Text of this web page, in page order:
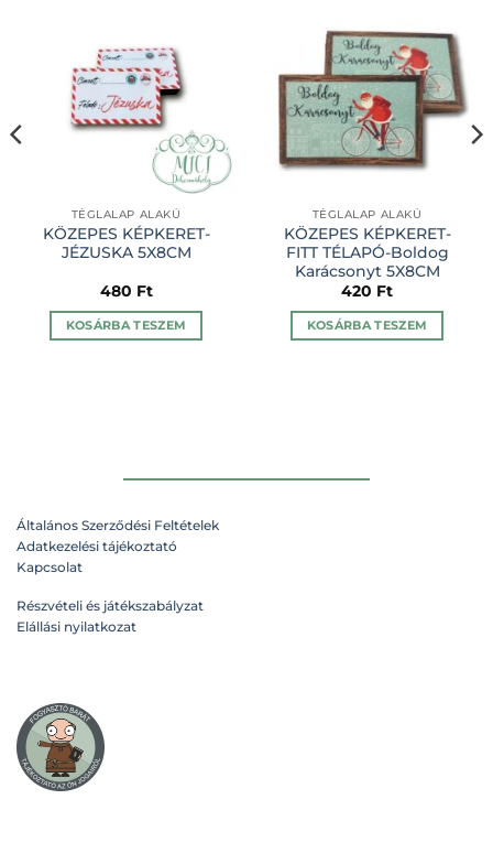
TÉGLALAP ALAKÚ
KÖZEPES KÉPKERET-
JÉZUSKA 5X8CM
480 Ft
KOSÁRBA TESZEM
TÉGLALAP ALAKÚ
KÖZEPES KÉPKERET-
FITT TÉLAPÓ-Boldog
Karácsonyt 5X8CM
420 Ft
KOSÁRBA TESZEM
Általános Szerződési Feltételek
Adatkezelési tájékoztató
Kapcsolat
Részvételi és játékszabályzat
Elállási nyilatkozat